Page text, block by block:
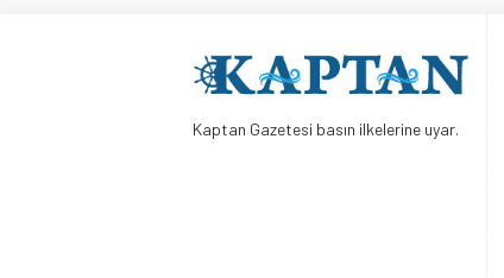
Kaptan Gazetesi basın ilkelerine uyar.